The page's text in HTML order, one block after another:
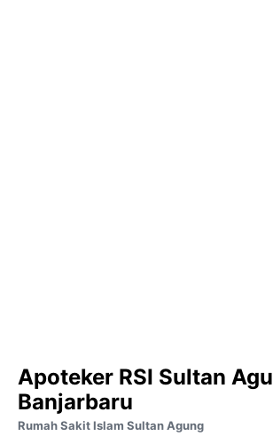
Apoteker RSI Sultan
Banjarbaru
Rumah Sakit Islam Sultan Agung